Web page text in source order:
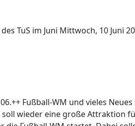
TuS im Juni Mittwoch, 10 Juni
Fußball-WM und vieles
wieder eine große Attraktion